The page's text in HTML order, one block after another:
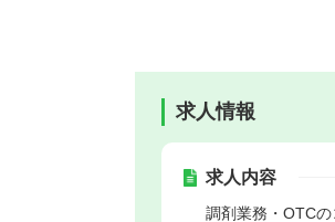
求人情報
求人内容
調剤業務・OTCの